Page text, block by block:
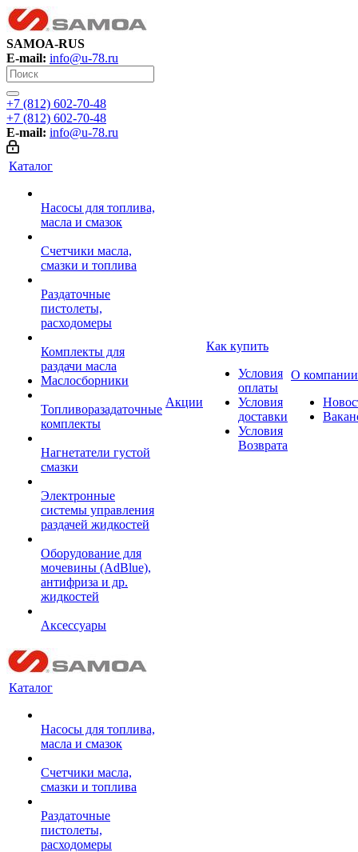
SAMOA-RUS
E-mail: info@u-78.ru
+7 (812) 602-70-48
+7 (812) 602-70-48
E-mail: info@u-78.ru
Каталог
Насосы для топлива,
масла и смазок
Счетчики масла,
смазки и топлива
Раздаточные
пистолеты,
расходомеры
Комплекты для
раздачи масла
Маслосборники
Топливоразадаточные
комплекты
Нагнетатели густой
смазки
Электронные
системы управления
раздачей жидкостей
Оборудование для
мочевины (AdBlue),
антифриза и др.
жидкостей
Аксессуары
Акции
Как купить
Условия
оплаты
Условия
доставки
Условия
Возврата
О компании
Каталог
Насосы для топлива,
масла и смазок
Счетчики масла,
смазки и топлива
Раздаточные
пистолеты,
расходомеры